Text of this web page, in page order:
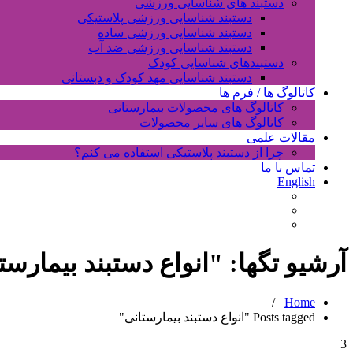
دستبند شناسایی ورزشی پلاستیکی
دستبند شناسایی ورزشی ساده
دستبند شناسایی ورزشی ضد آب
دستبندهای شناسایی کودک
دستبند شناسایی مهد کودک و دبستانی
کاتالوگ ها / فرم ها
کاتالوگ های محصولات بیمارستانی
کاتالوگ های سایر محصولات
مقالات علمی
چرا از دستبند پلاستیکی استفاده می کنم؟
تماس با ما
English
آرشیو تگها: " انواع دستبند
Home
/
Posts tagged "انواع دستبند بیمارستانی"
3